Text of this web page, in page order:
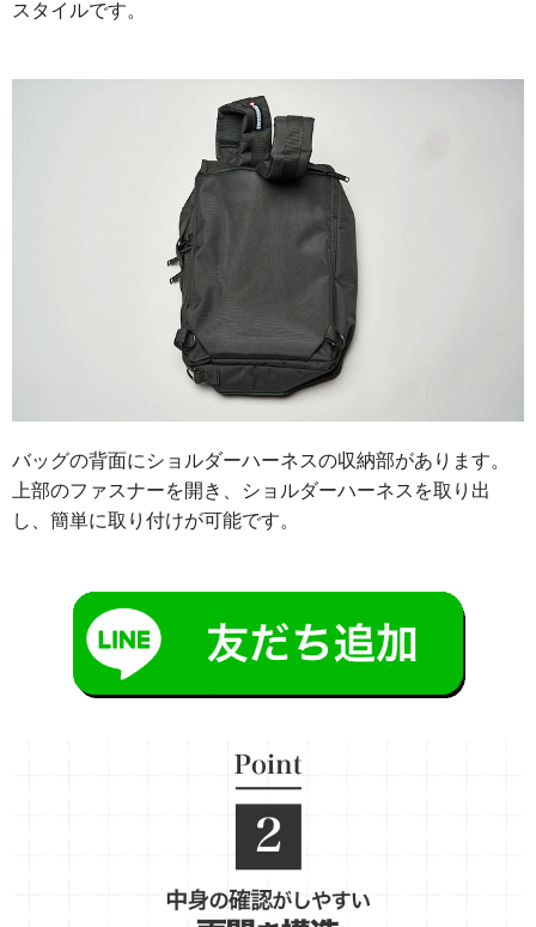
スタイルです。
バッグの背面にショルダーハーネスの収納部があります。
上部のファスナーを開き、ショルダーハーネスを取り出
し、簡単に取り付けが可能です。